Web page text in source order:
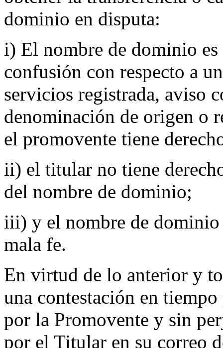
dominio en disputa:
i) El nombre de dominio
confusión con respecto a
servicios registrada, aviso
denominación de origen o
el promovente tiene
ii) el titular no tiene
del nombre de dominio;
iii) y el nombre de
mala fe.
En virtud de lo anterior y
una contestación en
por la Promovente y sin
por el Titular en su correo